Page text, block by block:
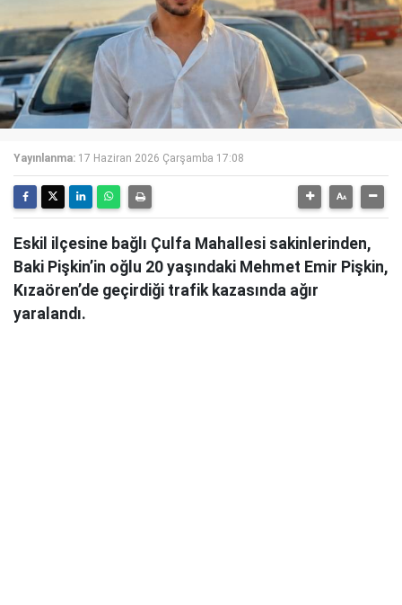
Yayınlanma: 17 Haziran 2026 Çarşamba 17:08
Eskil ilçesine bağlı Çulfa Mahallesi sakinlerinden,
Baki Pişkin’in oğlu 20 yaşındaki Mehmet Emir Pişkin,
Kızaören’de geçirdiği trafik kazasında ağır
yaralandı.